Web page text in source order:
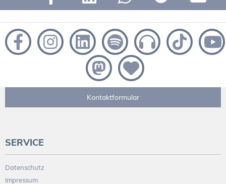
Kontaktformular
SERVICE
Datenschutz
Impressum